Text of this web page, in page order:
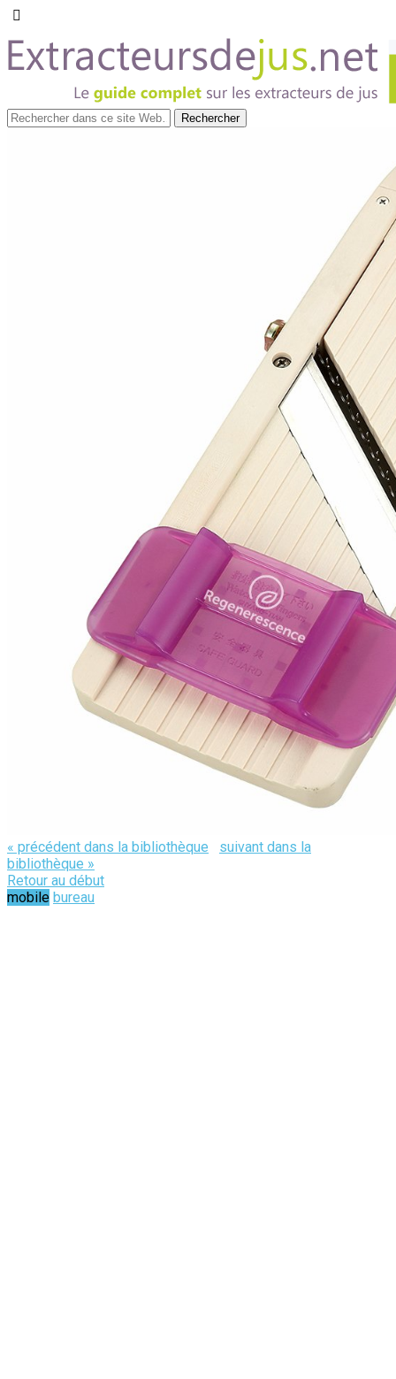
« précédent dans la bibliothèque
suivant dans la
bibliothèque »
Retour au début
mobile bureau